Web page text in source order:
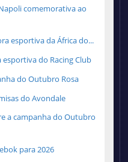
comemorativa ao
esportiva da África do...
do Racing Club
do Outubro Rosa
do Avondale
a campanha do Outubro
para 2026